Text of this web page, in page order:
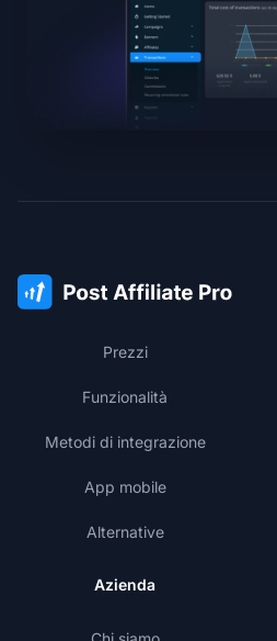
Prezzi
Funzionalità
Metodi di integrazione
App mobile
Alternative
Azienda